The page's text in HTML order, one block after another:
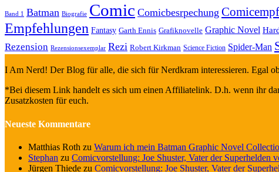
Band 1 Batman Biografie Comic Comicbesrpechung
Empfehlungen Fantasy Garth Ennis Grafiknovelle Graphic Novel
Rezension Rezensionsexemplar Rezi Robert Kirkman Science Fiction Spider-Man
I Am Nerd! Der Blog für alle, die sich für Nerdkram interessieren. Egal
*Bei diesem Link handelt es sich um einen Affiliatelink. D.h. wenn ihr
Zusatzkosten für euch.
Neueste Kommentare
Matthias Roth zu Warum ich mein Batman Graphic Novel
Stephan zu Comicvorstellung: Joe Shuster, Vater der Superhelden
Jürgen Thiede zu Comicvorstellung: Joe Shuster, Vater der